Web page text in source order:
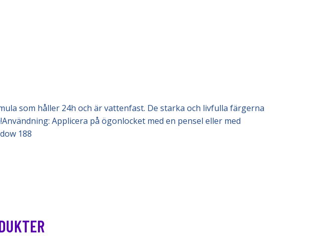
som håller 24h och är vattenfast. De starka och livfulla färgerna
Applicera på ögonlocket med en pensel eller med
188